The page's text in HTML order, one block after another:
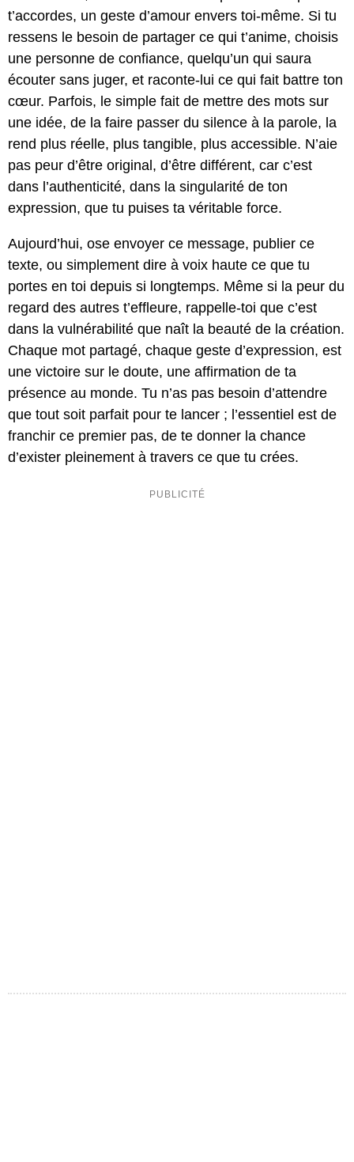
t’accordes, un geste d’amour envers toi-même. Si tu
ressens le besoin de partager ce qui t’anime, choisis
une personne de confiance, quelqu’un qui saura
écouter sans juger, et raconte-lui ce qui fait battre ton
cœur. Parfois, le simple fait de mettre des mots sur
une idée, de la faire passer du silence à la parole, la
rend plus réelle, plus tangible, plus accessible. N’aie
pas peur d’être original, d’être différent, car c’est
dans l’authenticité, dans la singularité de ton
expression, que tu puises ta véritable force.
Aujourd’hui, ose envoyer ce message, publier ce
texte, ou simplement dire à voix haute ce que tu
portes en toi depuis si longtemps. Même si la peur du
regard des autres t’effleure, rappelle-toi que c’est
dans la vulnérabilité que naît la beauté de la création.
Chaque mot partagé, chaque geste d’expression, est
une victoire sur le doute, une affirmation de ta
présence au monde. Tu n’as pas besoin d’attendre
que tout soit parfait pour te lancer ; l’essentiel est de
franchir ce premier pas, de te donner la chance
d’exister pleinement à travers ce que tu crées.